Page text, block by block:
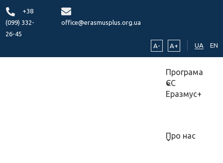
+38
(099) 332-
26-45
office@erasmusplus.org.ua
A- A+ UA EN
Програма
ЄС
Еразмус+
Про нас